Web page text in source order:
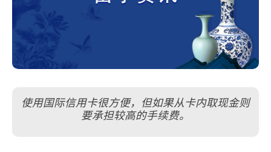
使用国际信用卡很方便，但如果从卡内取现金则
要承担较高的手续费。